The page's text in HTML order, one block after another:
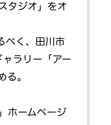
タジオ」をオ
べく、田川市
ラリー「アー
る。
ホームページ